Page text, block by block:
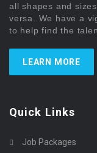
all shapes and
versa. We have a
to help find the
LEARN MORE
Quick Links
Job Packages